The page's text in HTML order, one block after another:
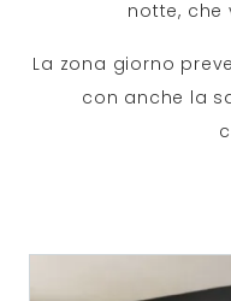
notte, che
La zona giorno
con anche la